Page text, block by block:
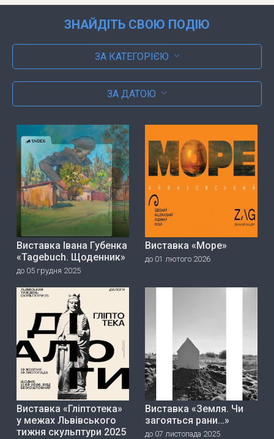
ЗНАЙДІТЬ СВОЮ ПОДІЮ
ЗА КАТЕГОРІЄЮ
ЗА ДАТОЮ
Виставка Івана Губенка
«Tagebuch. Щоденник»
до 05 грудня 2025
Виставка «Море»
до 01 лютого 2026
Виставка «Гліптотека»
у межах Львівського
тижня скульптури 2025
Виставка «Земля. Чи
загояться рани…»
до 07 листопада 2025